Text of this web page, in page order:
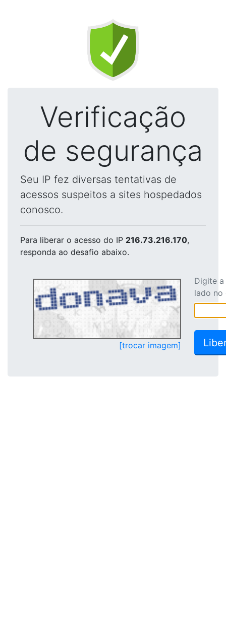
Verificação
de segurança
Seu IP fez diversas tentativas de
acessos suspeitos a sites hospedados
conosco.
Para liberar o acesso do IP 216.73.216.170,
responda ao desafio abaixo.
[trocar imagem]
Digite
lado no